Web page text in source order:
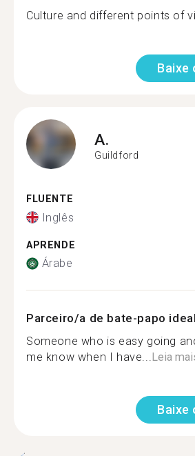
Culture and different points of
Baixe
A.
Guildford
FLUENTE
Inglês
APRENDE
Árabe
Parceiro/a de bate-papo ideal
Someone who is easy going
me know when I have...Leia
Baixe